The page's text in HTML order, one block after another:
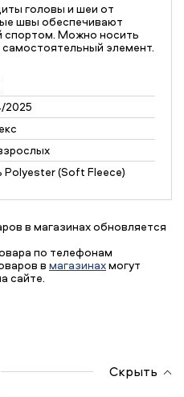
головы и шеи от
швы обеспечивают
спортом. Можно носить
элемент.
2025
Polyester (Soft Fleece)
в магазинах обновляется
по телефонам
в магазинахмогут
сайте.
Скрыть